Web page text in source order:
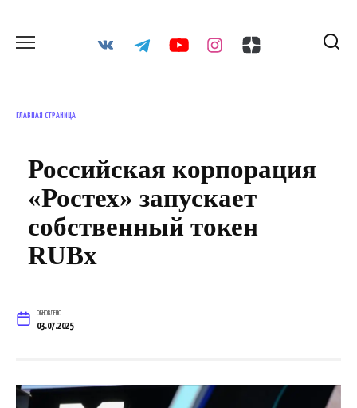
содержанию
ГЛАВНАЯ СТРАНИЦА
Российская корпорация
«Ростех» запускает
собственный токен
RUBx
ОБНОВЛЕНО
03.07.2025